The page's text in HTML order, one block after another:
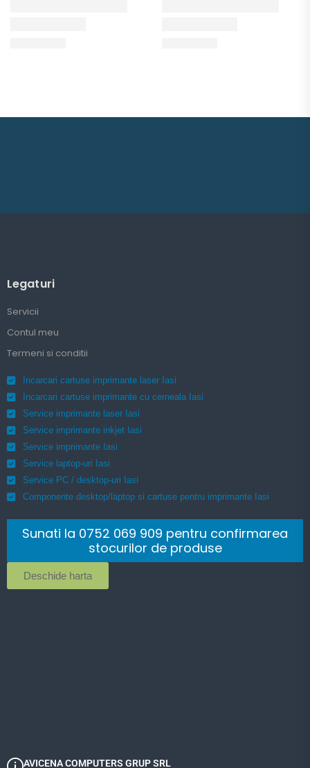
AVICENA COMPUTERS GRUP SRL
Legaturi
Servicii
Contul meu
Termeni si conditii
Incarcari cartuse imprimante laser Iasi
Incarcari cartuse imprimante cu cerneala Iasi
Service imprimante laser Iasi
Service imprimante inkjet Iasi
Service imprimante Iasi
Service laptop-uri Iasi
Service PC / desktop-uri Iasi
Componente desktop/laptop si cartuse pentru imprimante Iasi
Sunati la 0752 069 909 pentru confirmarea
stocurilor de produse
Deschide harta